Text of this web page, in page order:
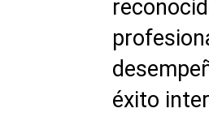
éxito